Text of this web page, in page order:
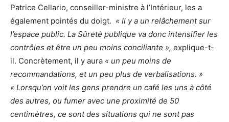
Patrice Cellario, conseiller-ministre à l’Intérieur, les a
également pointés du doigt. « Il y a un relâchement sur
l’espace public. La Sûreté publique va donc intensifier les
contrôles et être un peu moins conciliante », explique-t-
il. Concrètement, il y aura « un peu moins de
recommandations, et un peu plus de verbalisations. »
« Lorsqu’on voit les gens prendre un café les uns à côté
des autres, ou fumer avec une proximité de 50
centimètres, ce sont des situations qui ne sont pas